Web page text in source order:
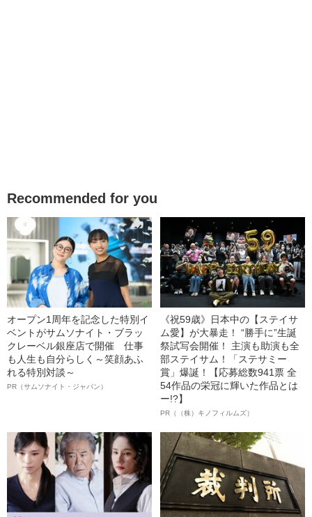
Recommended for you
オープン1周年を記念した特別イ
ベントがサムソナイト・ブラッ
クレーベル銀座店で開催 仕事
も人生も自分らしく～笑顔あふ
れる特別対談～
PR（サムソナイト・ジャパン）
《祝59歳》日本中の【ステイサ
ム愛】が大暴走！ “勝手に”生誕
祭試写会開催！ 主演も助演も全
部ステイサム！「ステサミー
賞」爆誕！【応募総数941票 全
54作品の栄冠に輝いた作品とは
ー!?】
PR（（株）キノフィルムズ）